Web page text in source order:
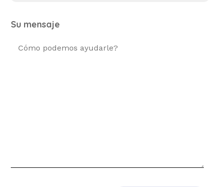
Su mensaje